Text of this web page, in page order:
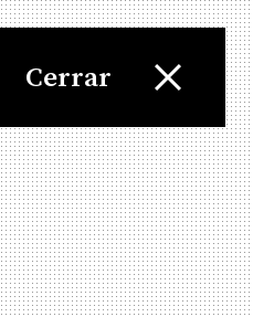
Cerrar